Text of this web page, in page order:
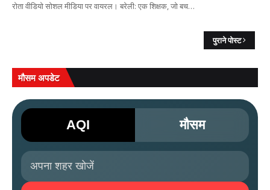
रोता वीडियो सोशल मीडिया पर वायरल। बरेली: एक शिक्षक, जो बच…
पुराने पोस्ट
मौसम अपडेट
AQI मौसम